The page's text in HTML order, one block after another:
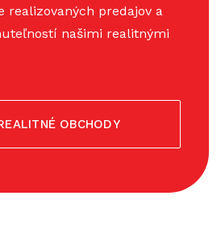
realizovaných predajov a
našimi realitnými
OBCHODY